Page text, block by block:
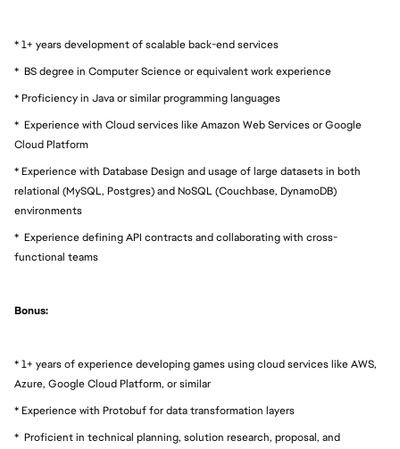
* 1+ years development of scalable back-end services
* BS degree in Computer Science or equivalent work experience
* Proficiency in Java or similar programming languages
* Experience with Cloud services like Amazon Web Services or Google
Cloud Platform
* Experience with Database Design and usage of large datasets in both
relational (MySQL, Postgres) and NoSQL (Couchbase, DynamoDB)
environments
* Experience defining API contracts and collaborating with cross-
functional teams
Bonus:
* 1+ years of experience developing games using cloud services like AWS,
Azure, Google Cloud Platform, or similar
* Experience with Protobuf for data transformation layers
* Proficient in technical planning, solution research, proposal, and